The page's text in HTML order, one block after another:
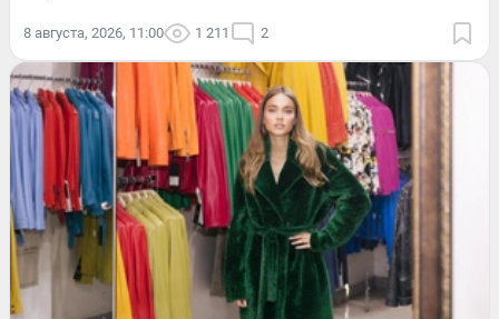
8 августа, 2026, 11:00 1 211 2